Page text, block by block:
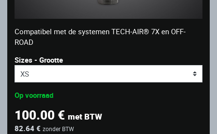
Compatibel met de systemen TECH-AIR® 7X en OFF-
ROAD
Sizes - Grootte
Op voorraad
100.00 € met BTW
82.64 € zonder BTW